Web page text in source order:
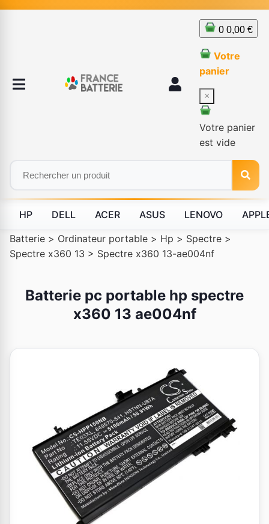
0 0,00 €
Votre
panier
×
Votre panier
est vide
HP DELL ACER ASUS LENOVO
Batterie > Ordinateur portable > Hp > Spectre >
Spectre x360 13 > Spectre x360 13-ae004nf
Batterie pc portable hp spectre
x360 13 ae004nf